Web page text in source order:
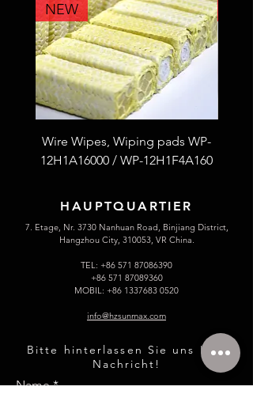
NEW
Wire Wipes, Wiping pads WP-
12H1A16000 / WP-12H1F4A160
HAUPTQUARTIER
7. Etage, Nr. 3730 Nanhuan Road, Binjiang District,
Hangzhou City, 310053, VR China.
TEL: +86 571 87086390
+86 571 87089360
MOBIL: +86 1337683 0520
info@hzsunmax.com
Bitte hinterlassen Sie uns Ihre
Nachricht!
Name